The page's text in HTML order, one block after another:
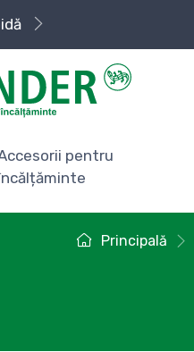
pentru
Principală